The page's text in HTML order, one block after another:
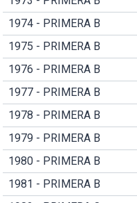
1974 - PRIMERA B
1975 - PRIMERA B
1976 - PRIMERA B
1977 - PRIMERA B
1978 - PRIMERA B
1979 - PRIMERA B
1980 - PRIMERA B
1981 - PRIMERA B